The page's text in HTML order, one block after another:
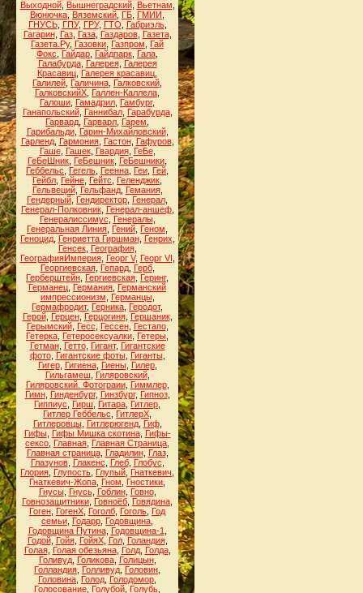
Выходной, Вышнеградский, Вьетнам
Вюнючка Вяземский ГБ ГМИИ
ГНУСЬ, ГПУ, ГРУ, ГТО Габриэль,
Гагарин, Газ, Газа, Газдаров, Газета,
Газета.Ру, Газовки Газпром
Гай
Фокс
Гайдар Гайдпарк Гала
Галабурда, Галерея, Галерея
Красавиц Галерея красавиц
Галилей Галичина Галковский
ГалковскийХ Галлен-Каллела
Галоши Гамадрил Гамбург,
Ганапольский, Ганнибал, Гарабурда,
Гарвард Гарварл Гарем
Гарибальди, Гарин-Михайловский,
Гарленд, Гармония, Гастон, Гафуров,
Гаше, Гашек, Гвардия, ГеБе,
ГеБеШник ГеБешник ГеБешники
Геббельс
Гегель Геенна Геи Гей
Гейбл Гейне Гейтс Геленджик
Гельвеций, Гельфанд, Гемания,
Гендерный Гендиректор Генерал
Генерал-Полковник, Генерал-аншеф,
Генералиссимус
Генералы,
Генеральная Линия Гений Геном
Геноцид, Генриетта Гиршман, Генрих
Генсек, География,
ГеографияИмперия, Георг V, Георг VI
Георгиевская, Гепард, Герб,
Герберштейн Гергиевская Геринг,
Германец Германия Германский
импрессионизм
Германцы,
Гермафродит, Герника Геродот,
Герой, Герцен, Герцогиня, Гершаник,
Герымский, Гесс Гессен, Гестапо,
Гетерка Гетеросексуалки Гетеры
Гетман, Гетто, Гигант, Гигантские
фото, Гигантские фоты, Гиганты,
Гигер, Гигиена, Гиены, Гилер,
Гильгамеш
Гиляровский,
Гиляровский. Фотограии, Гиммлер,
Гимн, Гинденбург, Гинзбург, Гипноз,
Гиппиус
Гирш Гитара Гитлер
Гитлер Геббельс
ГитлерХ
Гитлеровцы, Гитлерюгенд, Гиф,
Гифы, Гифы Мишка скотина, Гифы-
сексо Главная Главная Страница
Главная страница, Гладилин, Глаз,
Глазунов, Глакенс Глеб, Глобус
Глория Глупость Глупый Гнаткевич
Гнаткевич-Жопа Гном Гностики
Гнусы, Гнусь, Гоблин, Говно,
Говнозащитники Говноёб Говядина
Гоген ГогенХ Гоголб Гоголь Год
семьи Годарр Годовщина
Годовщина Путина, Годовщина-1
Годой, Гойя, ГойяХ, Гол, Голандия,
Голая, Голая обезьяна, Голд, Голда,
Голивуд, Голикова, Голицын,
Голландия Голливуд Головин
Головина Голод Голодомор
Голосование Голубой Голубь